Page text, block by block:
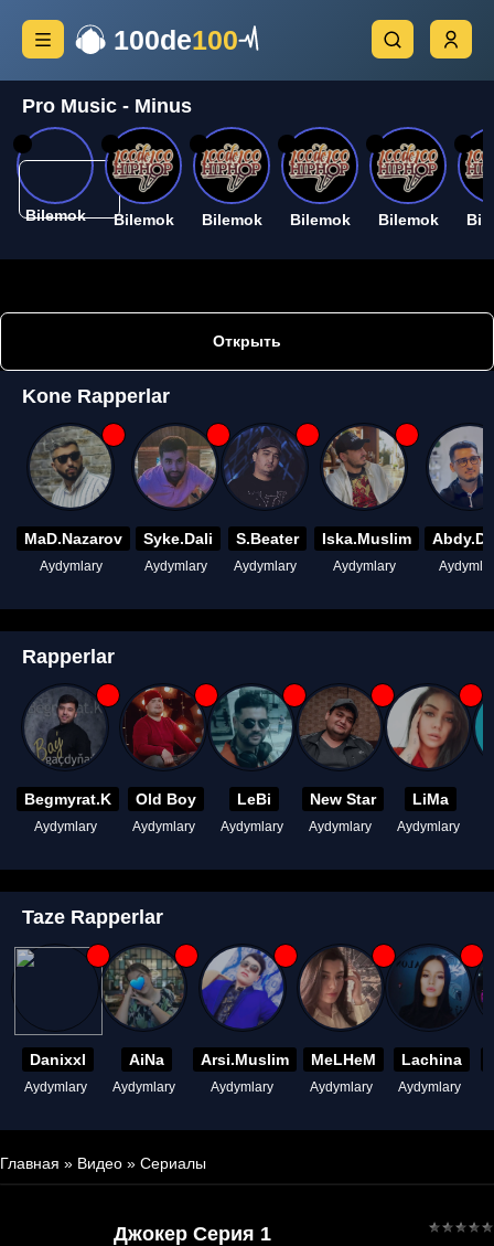
100de100
Pro Music - Minus
Bilemok Bilemok Bilemok Bilemok Bilemok
Открыть
Kone Rapperlar
MaD.Nazarov
Aydymlary
Syke.Dali
Aydymlary
S.Beater
Aydymlary
Iska.Muslim
Aydymlary
Rapperlar
Begmyrat.K
Aydymlary
Old Boy
Aydymlary
LeBi
Aydymlary
New Star
Aydymlary
LiMa
Aydymlary
Taze Rapperlar
Danixxl
Aydymlary
AiNa
Aydymlary
Arsi.Muslim
Aydymlary
MeLHeM
Aydymlary
Lachina
Aydymlary
Главная » Видео » Сериалы
Джокер Серия 1